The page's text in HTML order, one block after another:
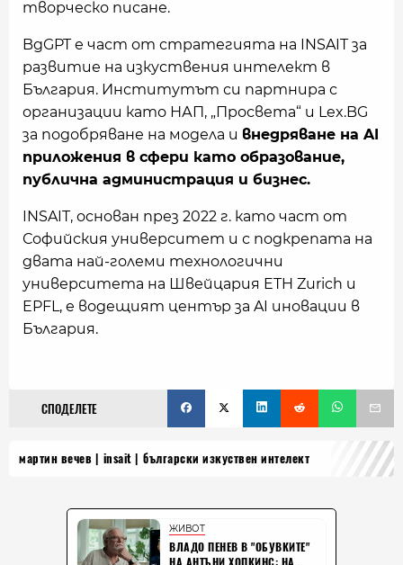
творческо писане.
BgGPT е част от стратегията на INSAIT за
развитие на изкуствения интелект в
България. Институтът си партнира с
организации като НАП, „Просвета“ и Lex.BG
за подобряване на модела и внедряване на AI
приложения в сфери като образование,
публична администрация и бизнес.
INSAIT, основан през 2022 г. като част от
Софийския университет и с подкрепата на
двата най-големи технологични
университета на Швейцария ETH Zurich и
EPFL, е водещият център за AI иновации в
България.
СПОДЕЛЕТЕ
мартин вечев insait български изкуствен интелект